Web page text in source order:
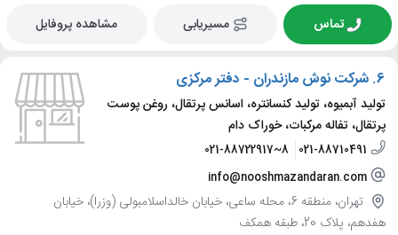
تماس مسیریابی مشاهده پروفایل
6. شرکت نوش مازندران - دفتر مرکزی
تولید آبمیوه، تولید کنسانتره، اسانس پرتقال، روغن پوست
پرتقال، تفاله مرکبات، خوراک دام
021-88710491
021-88722917~8
info@nooshmazandaran.com
تهران، منطقه 6، محله ساعی، خیابان خالداسلامبولی (وزرا)، خیابان
هفدهم، پلاک 20، طبقه همکف